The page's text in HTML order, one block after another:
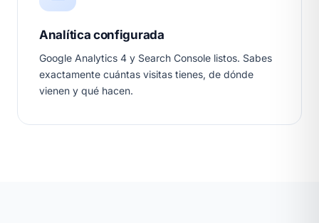
Analítica configurada
Google Analytics 4 y Search Console listos. Sabes
exactamente cuántas visitas tienes, de dónde
vienen y qué hacen.